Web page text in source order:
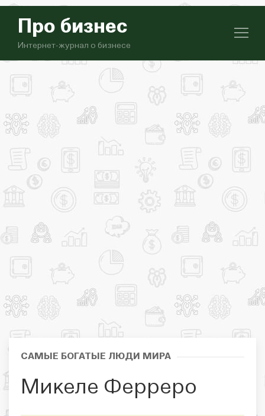
Про бизнес
Интернет-журнал о бизнесе
САМЫЕ БОГАТЫЕ ЛЮДИ МИРА
Микеле Ферреро